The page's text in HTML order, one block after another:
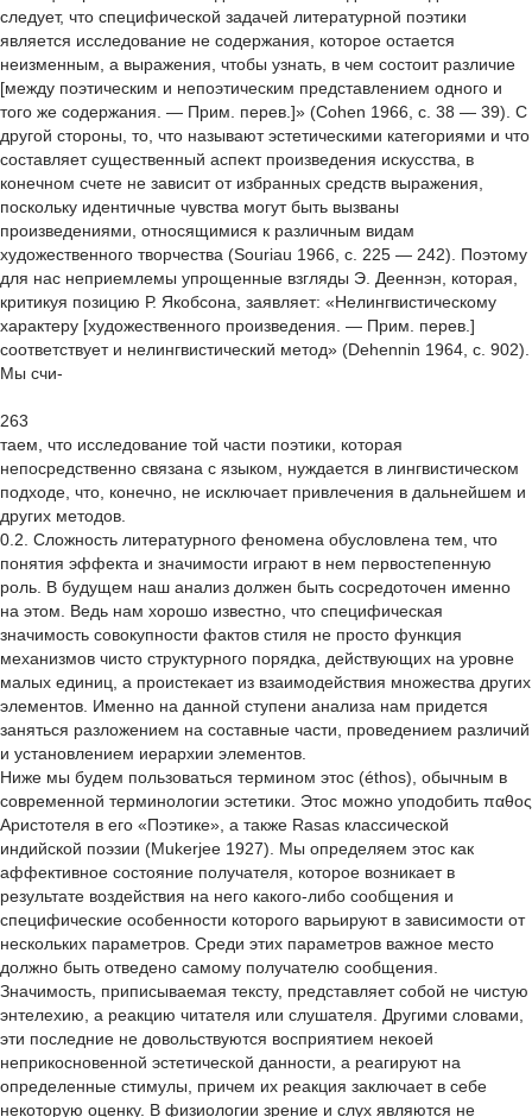
следует, что специфической задачей литературной поэтики
является исследование не содержания, которое остается
неизменным, а выражения, чтобы узнать, в чем состоит различие
[между поэтическим и непоэтическим представлением одного и
того же содержания. — Прим. перев.]» (Cohen 1966, с. 38 — 39). С
другой стороны, то, что называют эстетическими категориями и что
составляет существенный аспект произведения искусства, в
конечном счете не зависит от избранных средств выражения,
поскольку идентичные чувства могут быть вызваны
произведениями, относящимися к различным видам
художественного творчества (Souriau 1966, с. 225 — 242). Поэтому
для нас неприемлемы упрощенные взгляды Э. Дееннэн, которая,
критикуя позицию Р. Якобсона, заявляет: «Нелингвистическому
характеру [художественного произведения. — Прим. перев.]
соответствует и нелингвистический метод» (Dehennin 1964, с. 902).
Мы счи-
263
таем, что исследование той части поэтики, которая
непосредственно связана с языком, нуждается в лингвистическом
подходе, что, конечно, не исключает привлечения в дальнейшем и
других методов.
0.2. Сложность литературного феномена обусловлена тем, что
понятия эффекта и значимости играют в нем первостепенную
роль. В будущем наш анализ должен быть сосредоточен именно
на этом. Ведь нам хорошо известно, что специфическая
значимость совокупности фактов стиля не просто функция
механизмов чисто структурного порядка, действующих на уровне
малых единиц, а проистекает из взаимодействия множества других
элементов. Именно на данной ступени анализа нам придется
заняться разложением на составные части, проведением различий
и установлением иерархии элементов.
Ниже мы будем пользоваться термином этос (éthos), обычным в
современной терминологии эстетики. Этос можно уподобить παθος
Аристотеля в его «Поэтике», a также Rasas классической
индийской поэзии (Mukеrjее 1927). Мы определяем этос как
аффективное состояние получателя, которое возникает в
результате воздействия на него какого-либо сообщения и
специфические особенности которого варьируют в зависимости от
нескольких параметров. Среди этих параметров важное место
должно быть отведено самому получателю сообщения.
Значимость, приписываемая тексту, представляет собой не чистую
энтелехию, а реакцию читателя или слушателя. Другими словами,
эти последние не довольствуются восприятием некоей
неприкосновенной эстетической данности, а реагируют на
определенные стимулы, причем их реакция заключает в себе
некоторую оценку. В физиологии зрение и слух являются не